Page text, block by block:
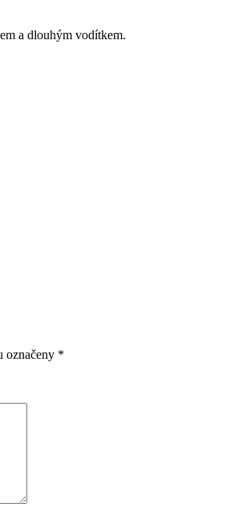
a dlouhým vodítkem.
označeny *